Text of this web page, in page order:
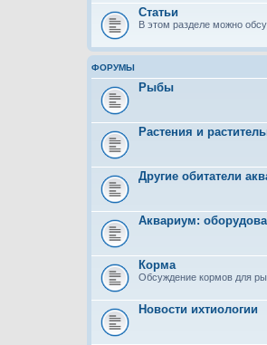
Статьи
В этом разделе можно
ФОРУМЫ
Рыбы
Растения и
Другие обитатели
Аквариум:
Корма
Обсуждение кормов для
Новости ихтиологии